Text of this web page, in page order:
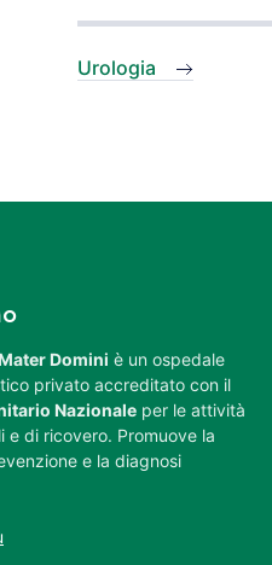
Urologia
Domini è un ospedale
privato accreditato con il
Nazionale per le attività
e di ricovero. Promuove la
e la diagnosi